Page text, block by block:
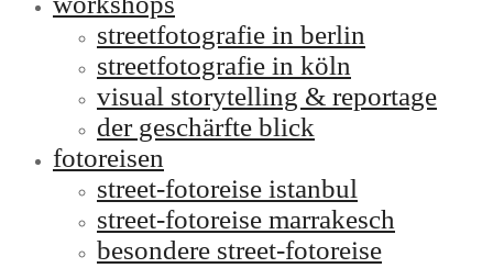
streetfotografie in berlin
streetfotografie in köln
visual storytelling & reportage
der geschärfte blick
fotoreisen
street-fotoreise istanbul
street-fotoreise marrakesch
besondere street-fotoreise